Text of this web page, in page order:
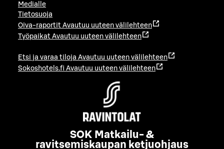
Medialle
Tietosuoja
Oiva-raportit Avautuu uuteen välilehteen
Työpaikat Avautuu uuteen välilehteen
Etsi ja varaa tiloja Avautuu uuteen välilehteen
Sokoshotels.fi Avautuu uuteen välilehteen
SOK Matkailu- &
ravitsemiskaupan ketjuohjaus